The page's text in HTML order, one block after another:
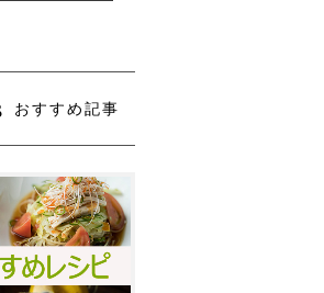
おすすめ記事